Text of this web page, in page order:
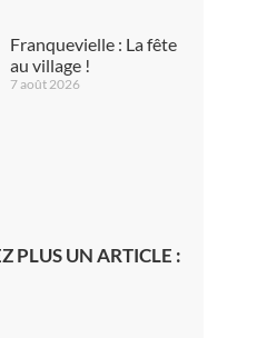
Franquevielle : La fête
au village !
7 août 2026
PLUS UN ARTICLE :